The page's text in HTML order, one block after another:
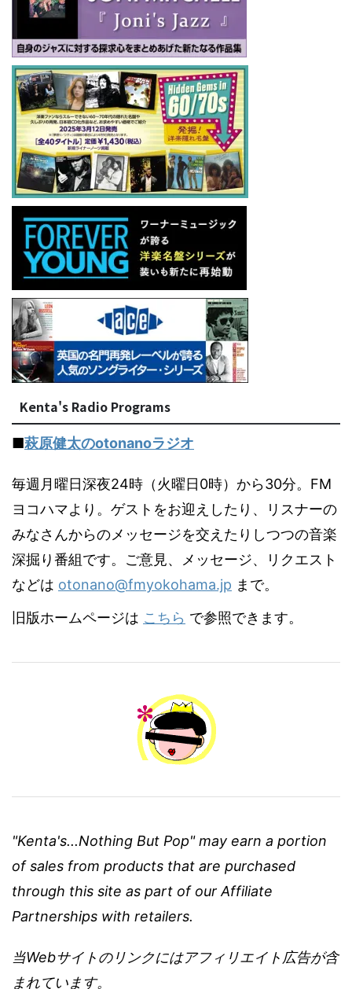
Kenta's Radio Programs
■萩原健太のotonanoラジオ
毎週月曜日深夜24時（火曜日0時）から30分。FM
ヨコハマより。ゲストをお迎えしたり、リスナーの
みなさんからのメッセージを交えたりしつつの音楽
深掘り番組です。ご意見、メッセージ、リクエスト
などは otonano@fmyokohama.jp まで。
旧版ホームページは こちら で参照できます。
"Kenta's...Nothing But Pop" may earn a portion
of sales from products that are purchased
through this site as part of our Affiliate
Partnerships with retailers.
当Webサイトのリンクにはアフィリエイト広告が含
まれています。